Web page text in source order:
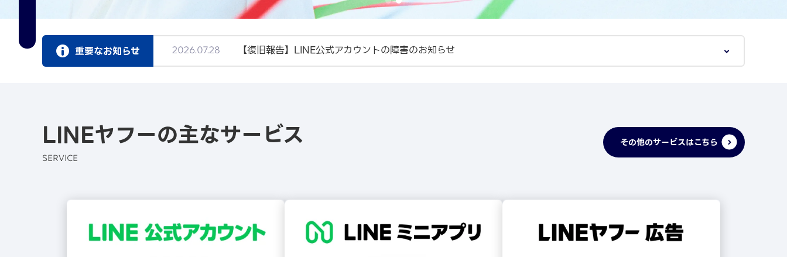
重要なお知らせ
【復旧報告】LINE公式アカウントの障害のお知らせ
「LINEヤフー広告」プラットフォーム統合リリースについて
LINEヤフーの主なサービス
SERVICE
その他のサービスはこちら